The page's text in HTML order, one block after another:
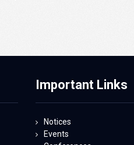
Important Links
Notices
Events